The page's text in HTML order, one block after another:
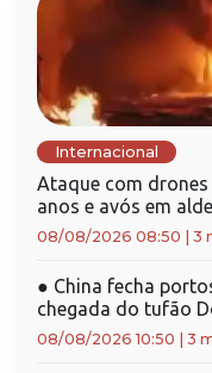
Internacional
Ataque com
anos e avós em
08/08/2026 08:50 3
● China fecha
chegada do tufão
08/08/2026 10:50 3